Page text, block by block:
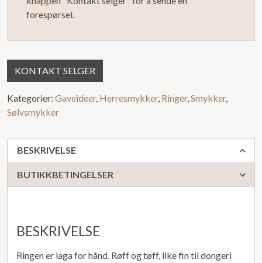
forespørsel.
KONTAKT SELGER
Kategorier: Gaveideer, Herresmykker, Ringer,Smykker,
Sølvsmykker
BESKRIVELSE
BUTIKKBETINGELSER
BESKRIVELSE
Ringen er laga for hånd. Røff og tøff, like fin til dongeri